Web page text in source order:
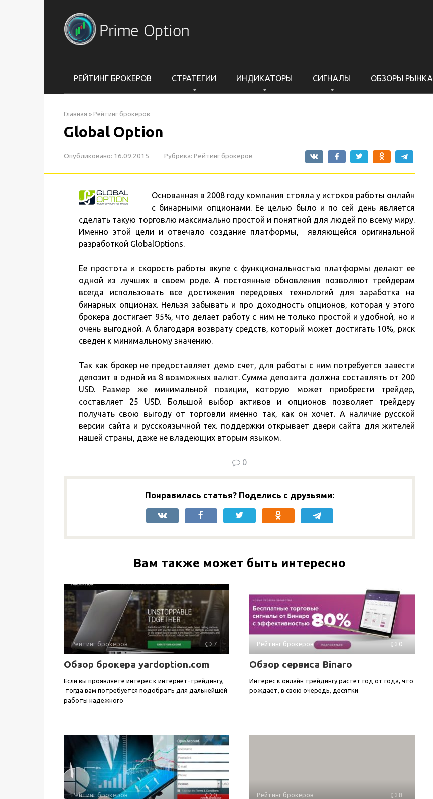
РЕЙТИНГ БРОКЕРОВ СТРАТЕГИИ ИНДИКАТОРЫ СИГНАЛЫ ОБЗОРЫ РЫНКА
Главная » Рейтинг брокеров
Global Option
Опубликовано: 16.09.2015 Рубрика: Рейтинг брокеров
Основанная в 2008 году компания стояла у истоков работы онлайн
с бинарными опционами. Ее целью было и по сей день является
сделать такую торговлю максимально простой и понятной для людей по всему миру.
Именно этой цели и отвечало создание платформы, являющейся оригинальной
разработкой GlobalOptions.
Ее простота и скорость работы вкупе с функциональностью платформы делают ее
одной из лучших в своем роде. А постоянные обновления позволяют трейдерам
всегда использовать все достижения передовых технологий для заработка на
бинарных опционах. Нельзя забывать и про доходность опционов, которая у этого
брокера достигает 95%, что делает работу с ним не только простой и удобной, но и
очень выгодной. А благодаря возврату средств, который может достигать 10%, риск
сведен к минимальному значению.
Так как брокер не предоставляет демо счет, для работы с ним потребуется завести
депозит в одной из 8 возможных валют. Сумма депозита должна составлять от 200
USD. Размер же минимальной позиции, которую может приобрести трейдер,
составляет 25 USD. Большой выбор активов и опционов позволяет трейдеру
получать свою выгоду от торговли именно так, как он хочет. А наличие русской
версии сайта и русскоязычной тех. поддержки открывает двери сайта для жителей
нашей страны, даже не владеющих вторым языком.
0
Понравилась статья? Поделись с друзьями:
Вам также может быть интересно
Рейтинг брокеров 7
Обзор брокера yardoption.com
Если вы проявляете интерес к интернет-трейдингу,
тогда вам потребуется подобрать для дальнейшей
работы надежного
Рейтинг брокеров 0
Обзор сервиса Binaro
Интерес к онлайн трейдингу растет год от года, что
рождает, в свою очередь, десятки
Рейтинг брокеров 0 Рейтинг брокеров 8